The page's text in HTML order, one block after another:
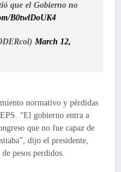
que el Gobierno no
B0twlDoUK4
March 12,
normativo y pérdidas
“El gobierno entra a
que no fue capaz de
dijo el presidente,
pesos perdidos.